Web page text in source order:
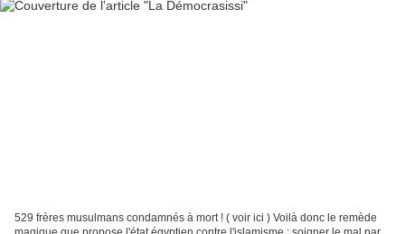
529 frères musulmans condamnés à mort ! ( voir ici ) Voilà donc le remède